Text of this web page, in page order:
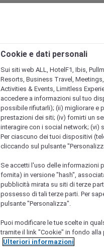
Cookie e dati personali
Sui siti web ALL, HotelF1, Ibis,
Resorts, Business Travel,
Activities & Events, Limitless
accedere a informazioni sul tuo
possibile rifiutarli); (ii) migliorare e
prestazioni dei siti; (iv) fornirti un
interagire con i social network; (vi)
Per ciascuno dei tuoi dispositivi
cliccando sul pulsante
Se accetti l'uso delle informazioni
fornita) in versione "hash",
pubblicità mirata su siti di terze
possesso di tali terze parti. Per
pulsante "Personalizza".
Puoi modificare le tue scelte in
tramite il link "Cookie" in fondo alla
Ulteriori informazioni